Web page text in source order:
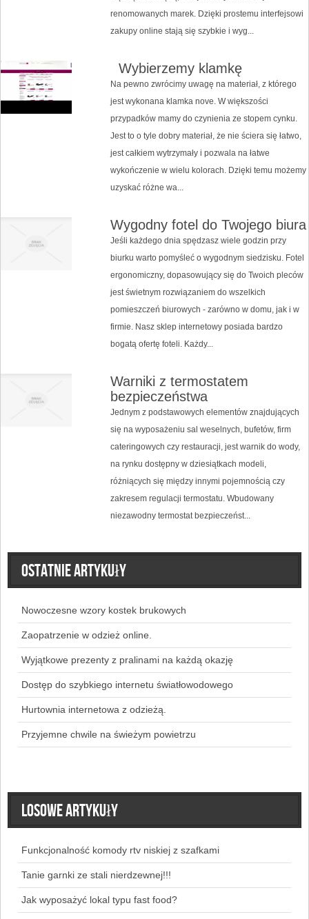
renomowanych marek. Dzięki prostemu interfejsowi
zakupy online stają się szybkie i wyg...
Wybierzemy klamkę
Na pewno zwrócimy uwagę na materiał, z którego
jest wykonana klamka nove. W większości
przypadków mamy do czynienia ze stopem cynku.
Jest to o tyle dobry materiał, że nie ściera się łatwo,
jest całkiem wytrzymały i pozwala na łatwe
wykończenie w wielu kolorach. Dzięki temu możemy
uzyskać różne wa...
Wygodny fotel do Twojego biura
Jeśli każdego dnia spędzasz wiele godzin przy
biurku warto pomyśleć o wygodnym siedzisku. Fotel
ergonomiczny, dopasowujący się do Twoich pleców
jest świetnym rozwiązaniem do wszelkich
pomieszczeń biurowych - zarówno w domu, jak i w
firmie. Nasz sklep internetowy posiada bardzo
bogatą ofertę foteli. Każdy...
Warniki z termostatem
bezpieczeństwa
Jednym z podstawowych elementów znajdujących
się na wyposażeniu sal weselnych, bufetów, firm
cateringowych czy restauracji, jest warnik do wody,
na rynku dostępny w dziesiątkach modeli,
różniących się między innymi pojemnością czy
zakresem regulacji termostatu. Wbudowany
niezawodny termostat bezpieczeńst...
Ostatnie artykuły
Nowoczesne wzory kostek brukowych
Zaopatrzenie w odzież online.
Wyjątkowe prezenty z pralinami na każdą okazję
Dostęp do szybkiego internetu światłowodowego
Hurtownia internetowa z odzieżą.
Przyjemne chwile na świeżym powietrzu
Losowe artykuły
Funkcjonalność komody rtv niskiej z szafkami
Tanie garnki ze stali nierdzewnej!!!
Jak wyposażyć lokal typu fast food?